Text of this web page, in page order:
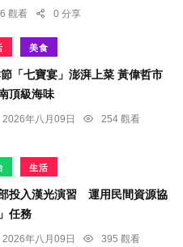
觀看 0 分享
美食
「七寶宴」澎湃上菜 黃偉哲市
頂級海味
2026年八月09日
254 觀看
生活
投入漢光演習 運用民間資源協
任務
2026年八月09日
395 觀看